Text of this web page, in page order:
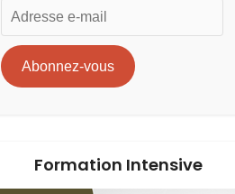
Adresse
e-
mail
Abonnez-vous
Formation Intensive